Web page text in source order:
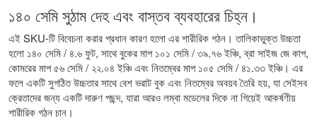
১৪০ সেমি সুঠাম দেহ এবং বাস্তব ব্যবহারের চিহ্ন।
এই SKU-টি বিবেচনা করার প্রধান কারণ হলো এর শারীরিক গঠন। তালিকাভুক্ত উচ্চতা
হলো ১৪০ সেমি / ৪.৬ ফুট, সাথে বুকের মাপ ১০১ সেমি / ৩৯.৭৬ ইঞ্চি, ব্রা সাইজ জে কাপ,
কোমরের মাপ ৫৬ সেমি / ২২.০৪ ইঞ্চি এবং নিতম্বের মাপ ১০৫ সেমি / ৪১.৩৩ ইঞ্চি। এর
ফলে একটি সুগঠিত উচ্চতার সাথে বেশ ভরাট বুক এবং নিতম্বের অবয়ব তৈরি হয়, যা সেইসব
ক্রেতাদের জন্য একটি দারুণ পছন্দ, যারা আরও লম্বা মডেলের দিকে না গিয়েই আকর্ষণীয়
শারীরিক গঠন চান।